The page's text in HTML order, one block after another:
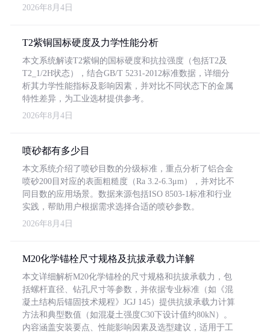
2026年8月4日
T2紫铜国标硬度及力学性能分析
本文系统解读T2紫铜的国标硬度和抗拉强度（包括T2及
T2_1/2H状态），结合GB/T 5231-2012标准数据，详细分
析其力学性能指标及影响因素，并对比不同状态下的金属
特性差异，为工业选材提供参考。
2026年8月4日
喷砂都有多少目
本文系统介绍了喷砂目数的分级标准，重点分析了铝合金
喷砂200目对应的表面粗糙度（Ra 3.2-6.3μm），并对比不
同目数的应用场景。数据来源包括ISO 8503-1标准和行业
实践，帮助用户根据需求选择合适的喷砂参数。
2026年8月4日
M20化学锚栓尺寸规格及抗拔承载力详解
本文详细解析M20化学锚栓的尺寸规格和抗拔承载力，包
括螺杆直径、钻孔尺寸等参数，并依据专业标准（如《混
凝土结构后锚固技术规程》JGJ 145）提供抗拔承载力计算
方法和典型数值（如混凝土强度C30下设计值约80kN）。
内容涵盖安装要点、性能影响因素及选型建议，适用于工